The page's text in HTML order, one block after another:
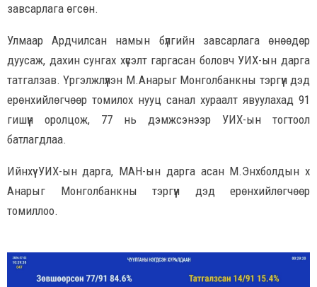
завсарлага өгсөн.
Улмаар Ардчилсан намын бүлгийн завсарлага өнөөдөр
дуусаж, дахин сунгах хүсэлт гаргасан боловч УИХ-ын дарга
татгалзав. Үргэлжлүүлэн М.Анарыг Монголбанкны тэргүүн дэд
ерөнхийлөгчөөр томилох нууц санал хураалт явуулахад 91
гишүүн оролцож, 77 нь дэмжсэнээр УИХ-ын тогтоол
батлагдлаа.
Ийнхүү УИХ-ын дарга, МАН-ын дарга асан М.Энхболдын хүү
Анарыг Монголбанкны тэргүүн дэд ерөнхийлөгчөөр
томиллоо.